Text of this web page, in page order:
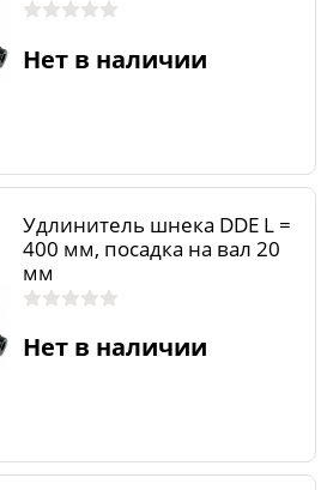
Нет в наличии
Удлинитель шнека DDE L =
400 мм, посадка на вал 20
мм
Нет в наличии